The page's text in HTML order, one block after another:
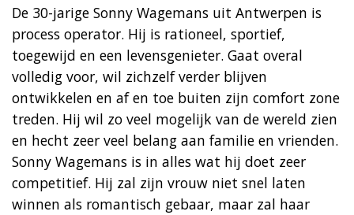
De 30-jarige Sonny Wagemans uit Antwerpen is
process operator. Hij is rationeel, sportief,
toegewijd en een levensgenieter. Gaat overal
volledig voor, wil zichzelf verder blijven
ontwikkelen en af en toe buiten zijn comfort zone
treden. Hij wil zo veel mogelijk van de wereld zien
en hecht zeer veel belang aan familie en vrienden.
Sonny Wagemans is in alles wat hij doet zeer
competitief. Hij zal zijn vrouw niet snel laten
winnen als romantisch gebaar, maar zal haar